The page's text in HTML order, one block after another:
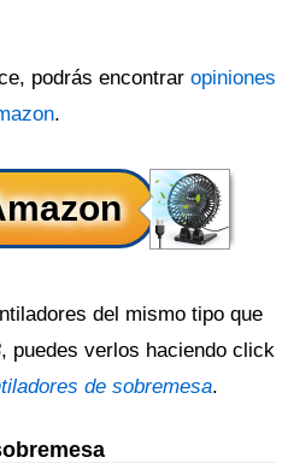
podrás encontrar opiniones
.
del mismo tipo que
, puedes verlos haciendo click
de sobremesa.